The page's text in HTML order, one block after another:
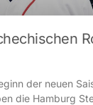
der neuen
die Hamburg